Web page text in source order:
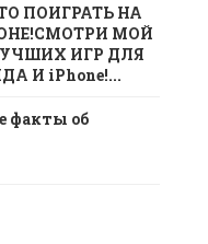
ПОИГРАТЬ НА
МОЙ
ИГР ДЛЯ
И iPhone!...
факты об